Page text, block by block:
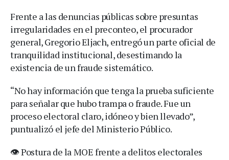
Frente a las denuncias públicas sobre presuntas
irregularidades en el preconteo, el procurador
general, Gregorio Eljach, entregó un parte oficial de
tranquilidad institucional, desestimando la
existencia de un fraude sistemático.
“No hay información que tenga la prueba suficiente
para señalar que hubo trampa o fraude. Fue un
proceso electoral claro, idóneo y bien llevado”,
puntualizó el jefe del Ministerio Público.
👁️ Postura de la MOE frente a delitos electorales